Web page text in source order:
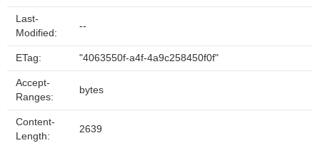
Last-
Modified:
--
ETag: "4063550f-a4f-4a9c258450f0f"
Accept-
Ranges:
bytes
Content-
Length:
2639